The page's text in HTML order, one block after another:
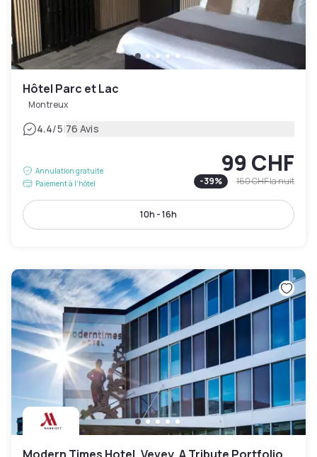
Hôtel Parc et Lac
Montreux
4.4/5|76 Avis
Annulation gratuite
Paiement à l'hôtel
99 CHF
-39% 160 CHFla nuit
10h - 16h